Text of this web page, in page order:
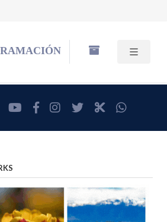
youtubefacebookinstagram
twitterRadioCut